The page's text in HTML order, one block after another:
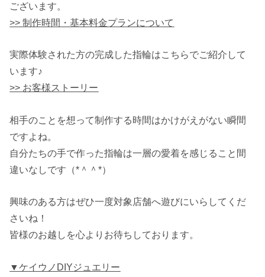
ございます。
>> 制作時間・基本料金プランについて
実際体験された方の完成した指輪はこちらでご紹介して
います♪
>> お客様ストーリー
相手のことを想って制作する時間はかけがえがない瞬間
ですよね。
自分たちの手で作った指輪は一層の愛着を感じること間
違いなしです（*＾＾*）
興味のある方はぜひ一度対象店舗へ遊びにいらしてくだ
さいね！
皆様のお越しを心よりお待ちしております。
▼ケイウノDIYジュエリー